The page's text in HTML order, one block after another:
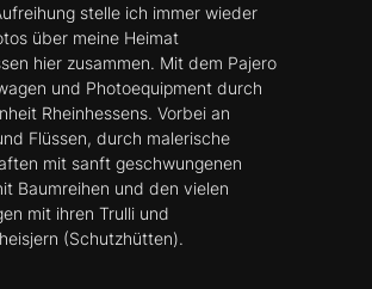
stelle ich immer wieder
über meine Heimat
hier zusammen. Mit dem Pajero
und Photoequipment durch
Rheinhessens. Vorbei an
Flüssen, durch malerische
mit sanft geschwungenen
Baumreihen und den vielen
mit ihren Trulli und
(Schutzhütten).